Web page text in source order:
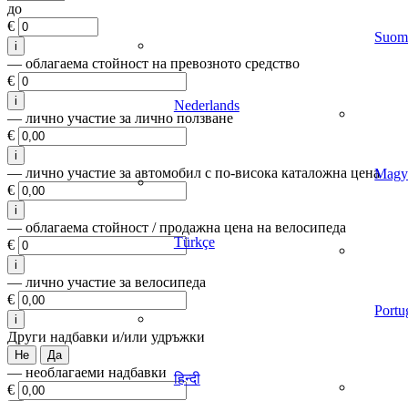
Nederlands
Türkçe
हिन्दी
до
€
i
— облагаема стойност на превозното средство
€
i
— лично участие за лично ползване
€
i
— лично участие за автомобил с по-висока каталожна цена
€
i
— облагаема стойност / продажна цена на велосипеда
€
i
— лично участие за велосипеда
€
i
Други надбавки и/или удръжки
Не Да
— необлагаеми надбавки
€